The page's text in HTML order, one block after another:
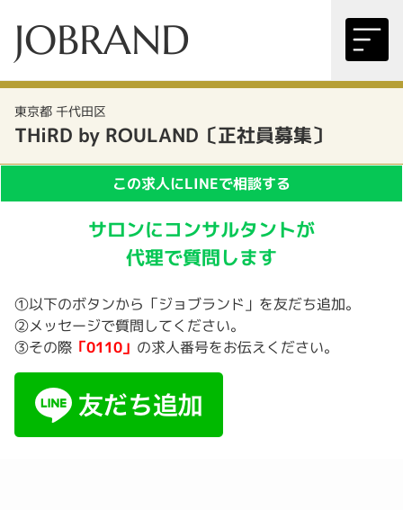
JOBRAND
東京都 千代田区
THiRD by ROULAND〔正社員募集〕
この求人にLINEで相談する
サロンにコンサルタントが
代理で質問します
①以下のボタンから「ジョブランド」を友だち追加。
②メッセージで質問してください。
③その際 「0110」 の求人番号をお伝えください。